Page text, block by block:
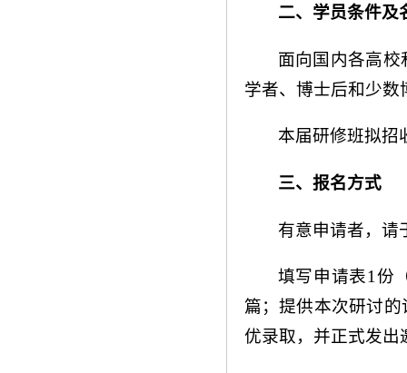
二、学员条件及
面向国内各高
学者、博士后和少
本届研修班拟招
三、报名方式
有意申请者，请
填写申请表1份
篇；提供本次研讨
优录取，并正式发出